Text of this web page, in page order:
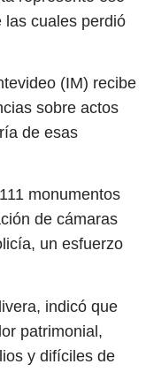
las cuales perdió
(IM) recibe
sobre actos
de esas
monumentos
de cámaras
un esfuerzo
indicó que
patrimonial,
y difíciles de